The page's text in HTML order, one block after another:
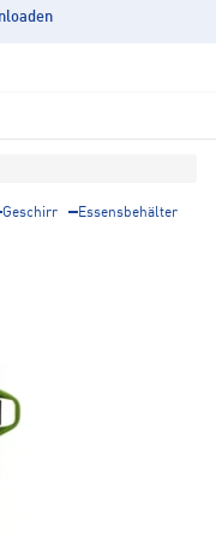
Geschirr Essensbehälter